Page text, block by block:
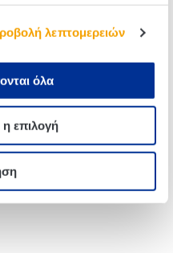
λεπτομερειών
όλα
η επιλογή
Kuhne Horseradish Σάλτσα
Με Αγριοράπανο 140g